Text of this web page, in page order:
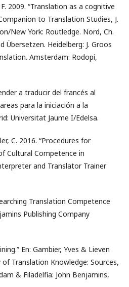
2009. “Translation as a cognitive
to Translation Studies, J.
New York: Routledge. Nord, Ch.
Übersetzen. Heidelberg: J. Groos
Amsterdam: Rodopi,
a traducir del francés al
para la iniciación a la
Universitat Jaume I/Edelsa.
C. 2016. “Procedures for
Cultural Competence in
and Translator Trainer
Translation Competence
Publishing Company
En: Gambier, Yves & Lieven
of Translation Knowledge: Sources,
& Filadelfia: John Benjamins,